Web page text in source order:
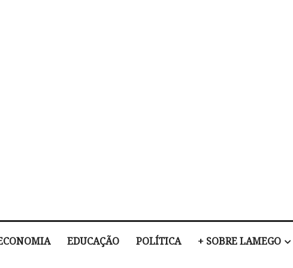
EDUCAÇÃO POLÍTICA + SOBRE LAMEGO